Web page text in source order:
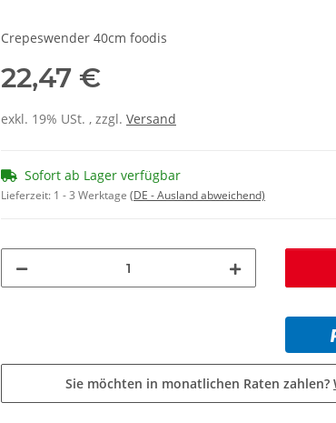
Crepeswender 40cm foodis
22,47 €
exkl. 19% USt. , zzgl. Versand
Sofort ab Lager verfügbar
Lieferzeit: 1 - 3 Werktage (DE - Ausland abweichend)
Sie möchten in monatlichen Raten zahlen?